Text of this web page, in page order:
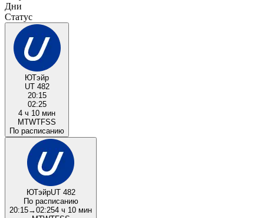
Дни
Статус
ЮТэйр
UT 482
20:15
02:25
4 ч 10 мин
MTWTFSS
По расписанию
ЮТэйрUT 482
По расписанию
20:15→02:254 ч 10 мин